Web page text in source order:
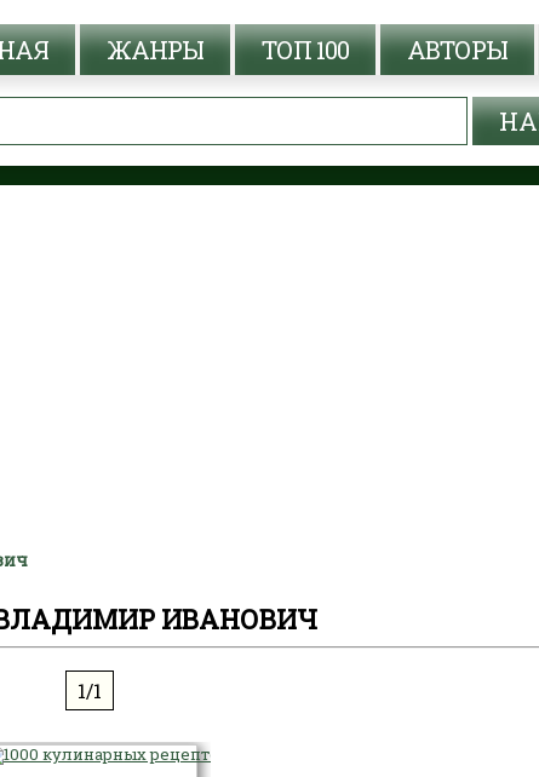
ЖАНРЫ ТОП 100 АВТОРЫ
ИВАНОВИЧ
1/1